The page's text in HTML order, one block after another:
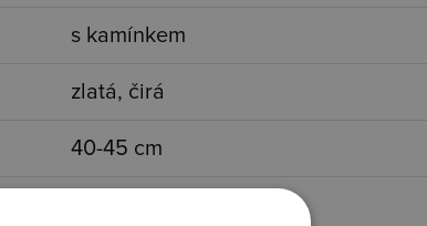
s kamínkem
zlatá, čirá
40-45 cm